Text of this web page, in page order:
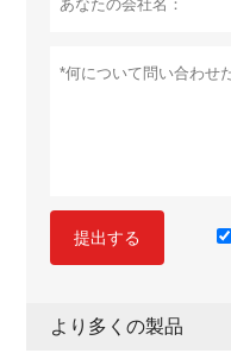
提出する
より多くの製品